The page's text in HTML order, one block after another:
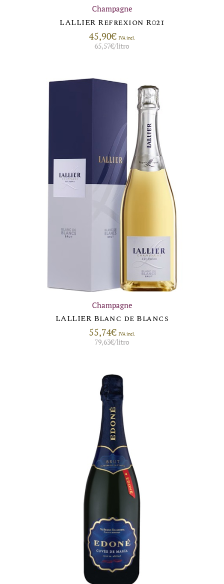
Champagne
LALLIER Refrexion R021
45,90€ IVA incl.
65,57€/litro
Champagne
LALLIER Blanc de Blancs
55,74€ IVA incl.
79,63€/litro